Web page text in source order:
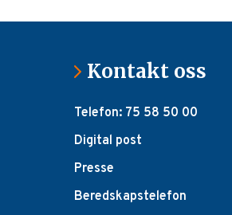
Kontakt oss
Telefon: 75 58 50 00
Digital post
Presse
Beredskapstelefon